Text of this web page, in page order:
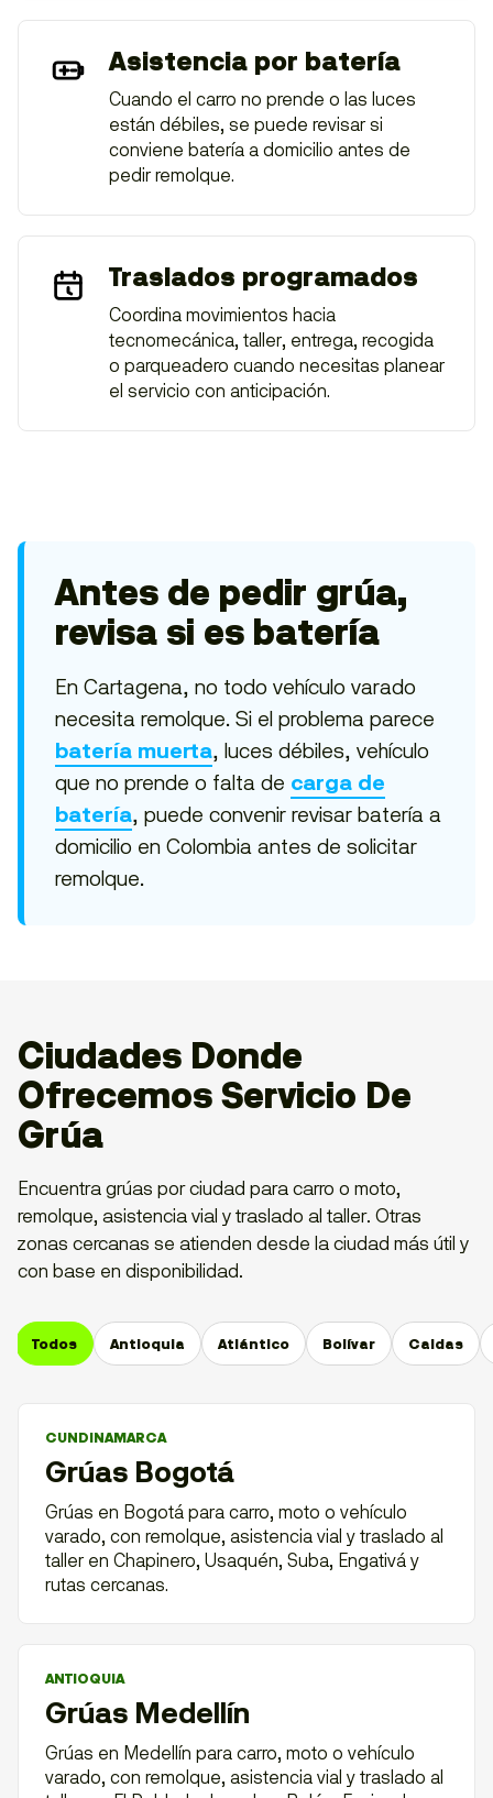
Asistencia por batería
Cuando el carro no prende o las luces
están débiles, se puede revisar si
conviene batería a domicilio antes de
pedir remolque.
Traslados programados
Coordina movimientos hacia
tecnomecánica, taller, entrega, recogida
o parqueadero cuando necesitas planear
el servicio con anticipación.
Antes de pedir grúa,
revisa si es batería
En Cartagena, no todo vehículo varado
necesita remolque. Si el problema parece
batería muerta, luces débiles, vehículo
que no prende o falta de carga de
batería, puede convenir revisar batería a
domicilio en Colombia antes de solicitar
remolque.
Ciudades Donde
Ofrecemos Servicio De
Grúa
Encuentra grúas por ciudad para carro o moto,
remolque, asistencia vial y traslado al taller. Otras
zonas cercanas se atienden desde la ciudad más útil y
con base en disponibilidad.
Todos Antioquia Atlántico Bolívar Caldas
CUNDINAMARCA
Grúas Bogotá
Grúas en Bogotá para carro, moto o vehículo
varado, con remolque, asistencia vial y traslado al
taller en Chapinero, Usaquén, Suba, Engativá y
rutas cercanas.
ANTIOQUIA
Grúas Medellín
Grúas en Medellín para carro, moto o vehículo
varado, con remolque, asistencia vial y traslado al